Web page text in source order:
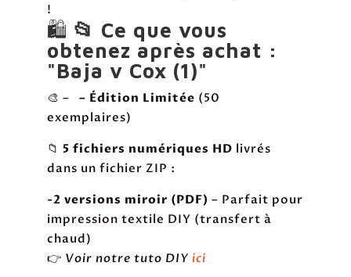
!
🛍️ 📂 Ce que vous
obtenez après achat :
"Baja v Cox (1)"
🎨 – – Édition Limitée (50
exemplaires)
📁 5 fichiers numériques HD livrés
dans un fichier ZIP :
-2 versions miroir (PDF) – Parfait pour
impression textile DIY (transfert à
chaud)
👉 Voir notre tuto DIY ici